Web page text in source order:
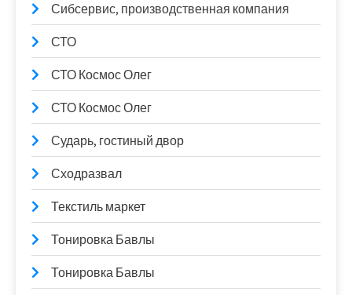
Сибсервис, производственная компания
СТО
СТО Космос Олег
СТО Космос Олег
Сударь, гостиный двор
Сходразвал
Текстиль маркет
Тонировка Бавлы
Тонировка Бавлы